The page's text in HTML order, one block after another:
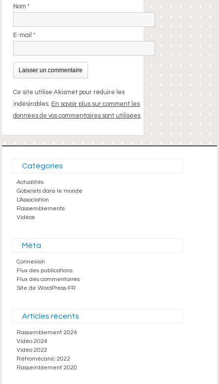
Nom*
E-mail*
Ce site utilise Akismet pour réduire les
indésirables. En savoir plus sur comment les
données de vos commentaires sont utilisées
Catégories
Actualités
Gobelets dans le monde
L'Association
Rassemblements
Vidéos
Méta
Connexion
Flux des publications
Flux des commentaires
Site de WordPress-FR
Articles récents
Rassemblement 2024
Vidéo 2024
Vidéo 2022
Rétromécanic 2022
Rassemblement 2020